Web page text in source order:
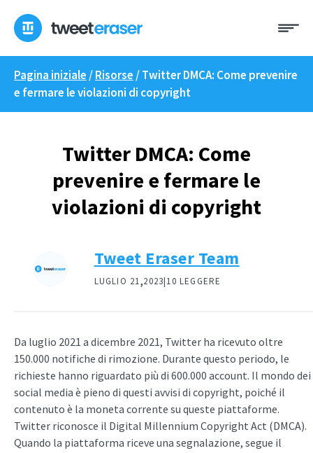
content
Pagina iniziale /Risorse /Twitter DMCA: Come prevenire
e fermare le violazioni di copyright
Twitter DMCA: Come
prevenire e fermare le
violazioni di copyright
Tweet Eraser Team
LUGLIO 21,2023|10 LEGGERE
Da luglio 2021 a dicembre 2021, Twitter ha ricevuto oltre
150.000 notifiche di rimozione. Durante questo periodo, le
richieste hanno riguardato più di 600.000 account. Il mondo dei
social media è pieno di questi avvisi di copyright, poiché il
contenuto è la moneta corrente su queste piattaforme.
Twitter riconosce il Digital Millennium Copyright Act (DMCA).
Quando la piattaforma riceve una segnalazione, segue il